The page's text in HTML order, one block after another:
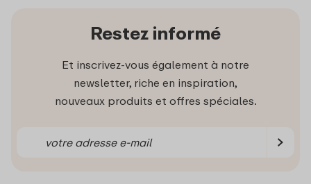
Restez informé
Et inscrivez-vous également à notre
newsletter, riche en inspiration,
nouveaux produits et offres spéciales.